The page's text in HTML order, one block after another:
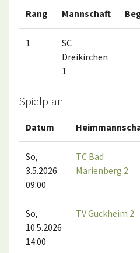
Rang Mannschaft
1
SC
Dreikirchen
1
Spielplan
Datum
So,
3.5.2026
09:00
TC Bad
Marienberg 2
So,
10.5.2026
14:00
TV Guckheim 2